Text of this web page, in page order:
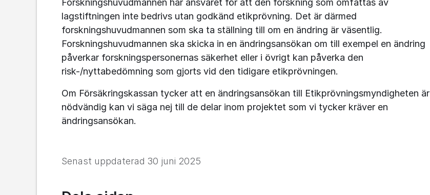
Forskningshuvudmannen har ansvaret för att den forskning som omfattas av
lagstiftningen inte bedrivs utan godkänd etikprövning. Det är därmed
forskningshuvudmannen som ska ta ställning till om en ändring är väsentlig.
Forskningshuvudmannen ska skicka in en ändringsansökan om till exempel en ändring
påverkar forskningspersonernas säkerhet eller i övrigt kan påverka den
risk-/nyttabedömning som gjorts vid den tidigare etikprövningen.
Om Försäkringskassan tycker att en ändringsansökan till Etikprövningsmyndigheten är
nödvändig kan vi säga nej till de delar inom projektet som vi tycker kräver en
ändringsansökan.
Senast uppdaterad 30 juni 2025